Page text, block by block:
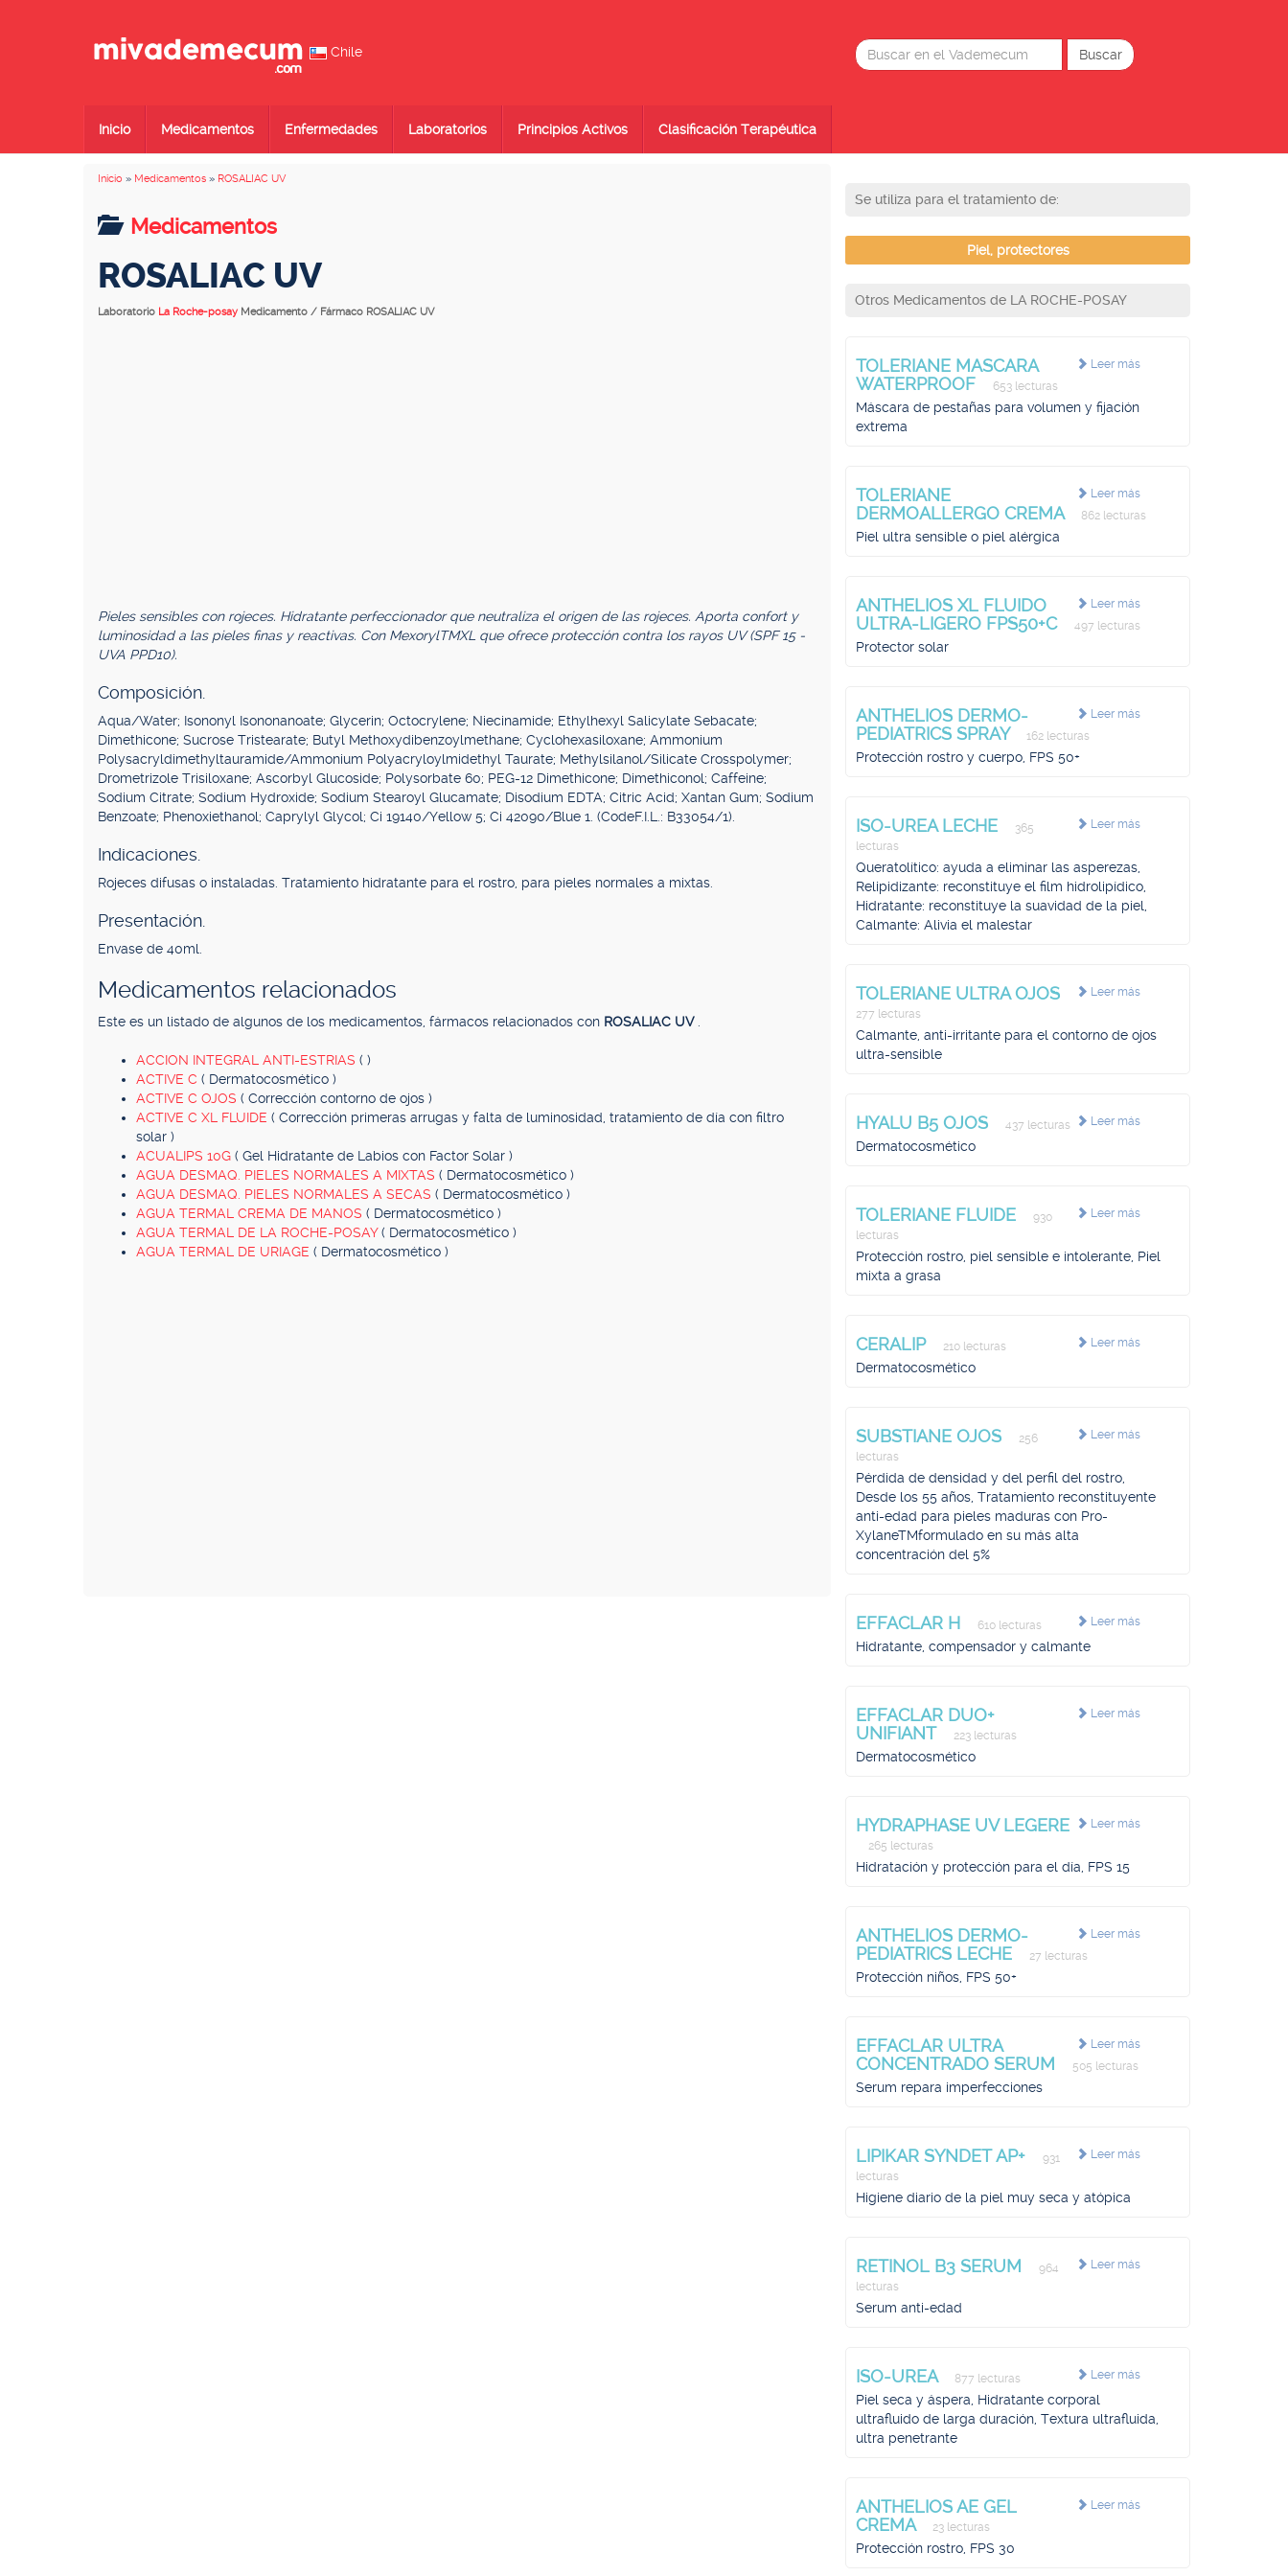
Chile
Inicio Medicamentos Enfermedades Laboratorios Principios Activos Clasificación Terapéutica
Inicio » Medicamentos » ROSALIAC UV
Medicamentos
ROSALIAC UV
Laboratorio La Roche-posay Medicamento / Fármaco ROSALIAC UV
Pieles sensibles con rojeces. Hidratante perfeccionador que neutraliza el origen de las rojeces. Aporta confort y
luminosidad a las pieles finas y reactivas. Con MexorylTMXL que ofrece protección contra los rayos UV (SPF 15 -
UVA PPD10).
Composición.
Aqua/Water; Isononyl Isononanoate; Glycerin; Octocrylene; Niecinamide; Ethylhexyl Salicylate Sebacate;
Dimethicone; Sucrose Tristearate; Butyl Methoxydibenzoylmethane; Cyclohexasiloxane; Ammonium
Polysacryldimethyltauramide/Ammonium Polyacryloylmidethyl Taurate; Methylsilanol/Silicate Crosspolymer;
Drometrizole Trisiloxane; Ascorbyl Glucoside; Polysorbate 60; PEG-12 Dimethicone; Dimethiconol; Caffeine;
Sodium Citrate; Sodium Hydroxide; Sodium Stearoyl Glucamate; Disodium EDTA; Citric Acid; Xantan Gum; Sodium
Benzoate; Phenoxiethanol; Caprylyl Glycol; Ci 19140/Yellow 5; Ci 42090/Blue 1. (CodeF.I.L.: B33054/1).
Indicaciones.
Rojeces difusas o instaladas. Tratamiento hidratante para el rostro, para pieles normales a mixtas.
Presentación.
Envase de 40ml.
Medicamentos relacionados
Este es un listado de algunos de los medicamentos, fármacos relacionados con ROSALIAC UV
ACCION INTEGRAL ANTI-ESTRIAS ( )
ACTIVE C ( Dermatocosmético )
ACTIVE C OJOS ( Corrección contorno de ojos )
ACTIVE C XL FLUIDE ( Corrección primeras arrugas y falta de luminosidad, tratamiento de día con filtro
solar )
ACUALIPS 10G ( Gel Hidratante de Labios con Factor Solar )
AGUA DESMAQ. PIELES NORMALES A MIXTAS ( Dermatocosmético )
AGUA DESMAQ. PIELES NORMALES A SECAS ( Dermatocosmético )
AGUA TERMAL CREMA DE MANOS ( Dermatocosmético )
AGUA TERMAL DE LA ROCHE-POSAY( Dermatocosmético )
AGUA TERMAL DE URIAGE ( Dermatocosmético )
Se utiliza para el tratamiento de:
Piel, protectores
Otros Medicamentos de LA ROCHE-POSAY
Leer más
TOLERIANE MASCARA
WATERPROOF
653 lecturas
Máscara de pestañas para volumen y fijación
extrema
Leer más
TOLERIANE
DERMOALLERGO CREMA
862 lecturas
Piel ultra sensible o piel alérgica
Leer más
ANTHELIOS XL FLUIDO
ULTRA-LIGERO FPS50+C
497 lecturas
Protector solar
Leer más
ANTHELIOS DERMO-
PEDIATRICS SPRAY
162 lecturas
Protección rostro y cuerpo, FPS 50+
Leer más
ISO-UREA LECHE
365
lecturas
Queratolítico: ayuda a eliminar las asperezas,
Relipidizante: reconstituye el film hidrolipídico,
Hidratante: reconstituye la suavidad de la piel,
Calmante: Alivia el malestar
Leer más
TOLERIANE ULTRA OJOS
277 lecturas
Calmante, anti-irritante para el contorno de ojos
ultra-sensible
Leer más
HYALU B5 OJOS 437 lecturas
Dermatocosmético
Leer más
TOLERIANE FLUIDE
930
lecturas
Protección rostro, piel sensible e intolerante, Piel
mixta a grasa
Leer más
CERALIP 210 lecturas
Dermatocosmético
Leer más
SUBSTIANE OJOS
256
lecturas
Pérdida de densidad y del perfil del rostro,
Desde los 55 años, Tratamiento reconstituyente
anti-edad para pieles maduras con Pro-
XylaneTMformulado en su más alta
concentración del 5%
Leer más
EFFACLAR H 610 lecturas
Hidratante, compensador y calmante
Leer más
EFFACLAR DUO+
UNIFIANT
223 lecturas
Dermatocosmético
Leer más
HYDRAPHASE UV LEGERE
265 lecturas
Hidratación y protección para el día, FPS 15
Leer más
ANTHELIOS DERMO-
PEDIATRICS LECHE
27 lecturas
Protección niños, FPS 50+
Leer más
EFFACLAR ULTRA
CONCENTRADO SERUM
505 lecturas
Serum repara imperfecciones
Leer más
LIPIKAR SYNDET AP+
931
lecturas
Higiene diario de la piel muy seca y atópica
Leer más
RETINOL B3 SERUM
964
lecturas
Serum anti-edad
Leer más
ISO-UREA 877 lecturas
Piel seca y áspera, Hidratante corporal
ultrafluido de larga duración, Textura ultrafluida,
ultra penetrante
Leer más
ANTHELIOS AE GEL
CREMA
23 lecturas
Protección rostro, FPS 30